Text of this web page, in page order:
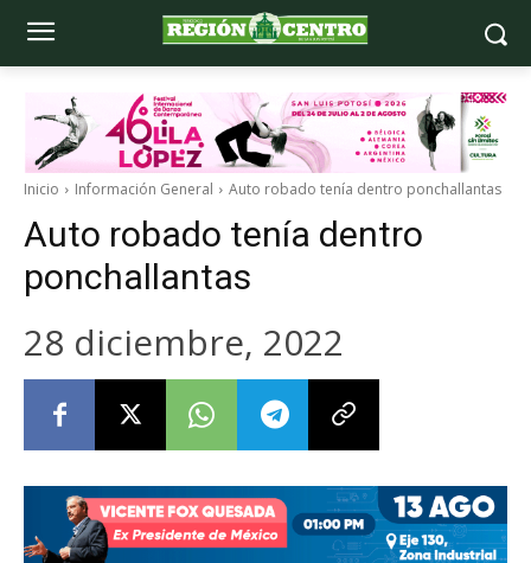
Inicio Información General Auto robado tenía dentro ponchallantas
Auto robado tenía dentro
ponchallantas
28 diciembre, 2022